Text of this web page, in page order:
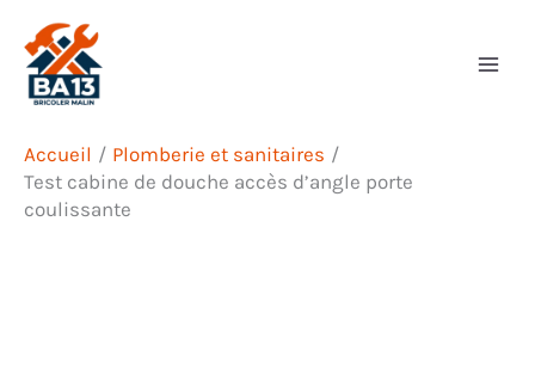
contenu
Accueil
Plomberie et sanitaires
Test cabine de douche accès d’angle porte
coulissante
Rechercher